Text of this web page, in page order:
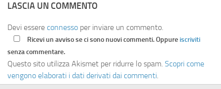
LASCIA UN COMMENTO
Devi essere connesso per inviare un commento.
Ricevi un avviso se ci sono nuovi commenti. Oppure iscriviti
senza commentare.
Questo sito utilizza Akismet per ridurre lo spam. Scopri come
vengono elaborati i dati derivati dai commenti.